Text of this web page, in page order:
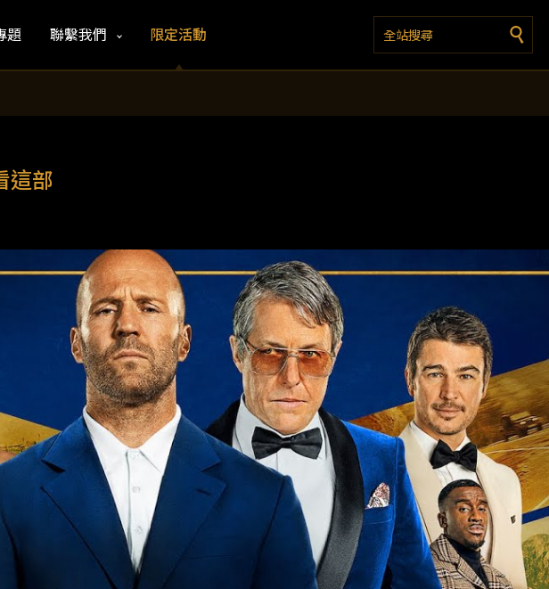
題 聯繫我們 限定活動
這部